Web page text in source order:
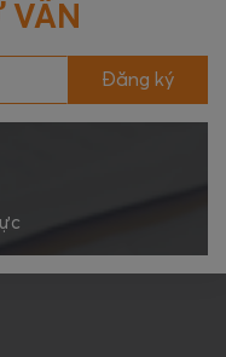
VẤN
Đăng ký